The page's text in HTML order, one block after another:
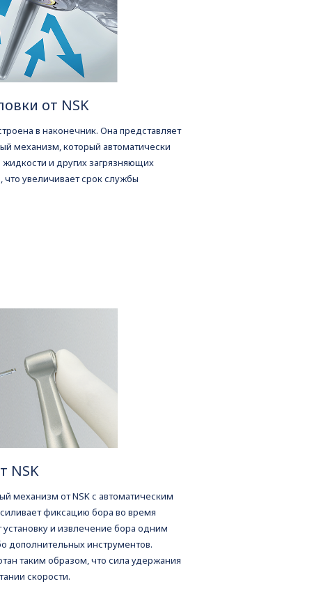
от NSK
в наконечник. Она представляет
механизм, который автоматически
и других загрязняющих
что увеличивает срок службы
NSK
механизм от NSK с автоматическим
фиксацию бора во время
и извлечение бора одним
дополнительных инструментов.
таким образом, что сила удержания
скорости.